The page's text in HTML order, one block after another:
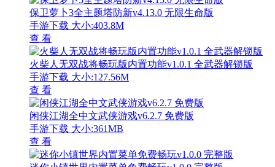
二战前线战略模拟沉浸式战场v1.6.5 无限银币版
手游下载 大小:192.46MB
海洋净化者垂钓方舟报告v1.2.3 无限金币版
手游下载 大小:66.39MB
罗布乐思中文版上线国际沙盒新v2.630.554 无限罗币版
手游下载 大小:168.75 MB
文明大冒险经典角色免费畅玩v1.0 内购版